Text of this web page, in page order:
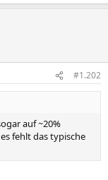
#1.202
auf ~20%
fehlt das typische